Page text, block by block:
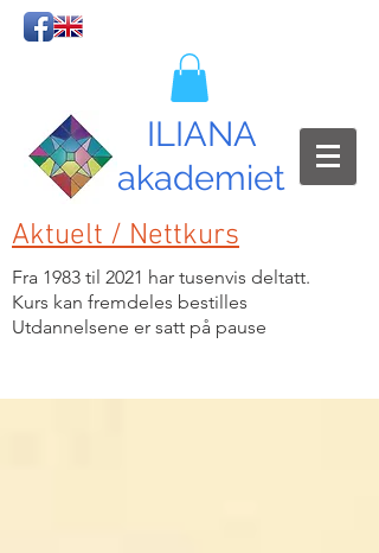
ILIANA
akademiet
Aktuelt / Nettkurs
Fra 1983 til 2021 har tusenvis deltatt.
Kurs kan fremdeles bestilles
Utdannelsene er satt på pause